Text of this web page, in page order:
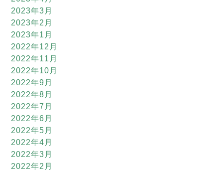
2023年3月
2023年2月
2023年1月
2022年12月
2022年11月
2022年10月
2022年9月
2022年8月
2022年7月
2022年6月
2022年5月
2022年4月
2022年3月
2022年2月